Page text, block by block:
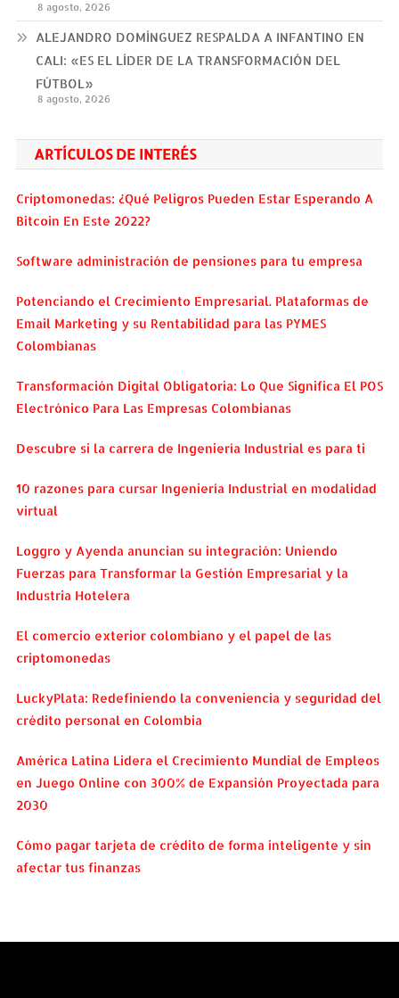
8 agosto, 2026
ALEJANDRO DOMÍNGUEZ RESPALDA A INFANTINO EN
CALI: «ES EL LÍDER DE LA TRANSFORMACIÓN DEL
FÚTBOL»
8 agosto, 2026
ARTÍCULOS DE INTERÉS
Criptomonedas: ¿Qué Peligros Pueden Estar Esperando A
Bitcoin En Este 2022?
Software administración de pensiones para tu empresa
Potenciando el Crecimiento Empresarial. Plataformas de
Email Marketing y su Rentabilidad para las PYMES
Colombianas
Transformación Digital Obligatoria: Lo Que Significa El POS
Electrónico Para Las Empresas Colombianas
Descubre si la carrera de Ingeniería Industrial es para ti
10 razones para cursar Ingeniería Industrial en modalidad
virtual
Loggro y Ayenda anuncian su integración: Uniendo
Fuerzas para Transformar la Gestión Empresarial y la
Industria Hotelera
El comercio exterior colombiano y el papel de las
criptomonedas
LuckyPlata: Redefiniendo la conveniencia y seguridad del
crédito personal en Colombia
América Latina Lidera el Crecimiento Mundial de Empleos
en Juego Online con 300% de Expansión Proyectada para
2030
Cómo pagar tarjeta de crédito de forma inteligente y sin
afectar tus finanzas